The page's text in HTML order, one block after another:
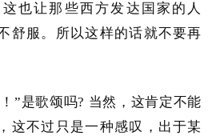
也让那些西方发达国家的人
舒服。所以这样的话就不要再
”是歌颂吗? 当然，这肯定不能
这不过只是一种感叹，出于某